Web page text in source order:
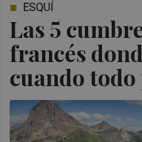
Las 5
francés
cuando todo
ESQUÍ